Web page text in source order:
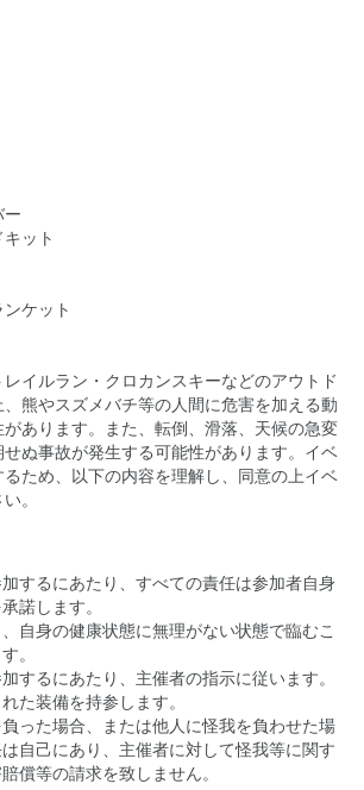
ー
キット
ンケット
イルラン・クロカンスキーなどのアウトド
熊やスズメバチ等の人間に危害を加える動
あります。また、転倒、滑落、天候の急変
ぬ事故が発生する可能性があります。イベ
るため、以下の内容を理解し、同意の上イベ
。
するにあたり、すべての責任は参加者自身
諾します。
自身の健康状態に無理がない状態で臨むこ
。
するにあたり、主催者の指示に従います。
た装備を持参します。
った場合、または他人に怪我を負わせた場
自己にあり、主催者に対して怪我等に関す
償等の請求を致しません。